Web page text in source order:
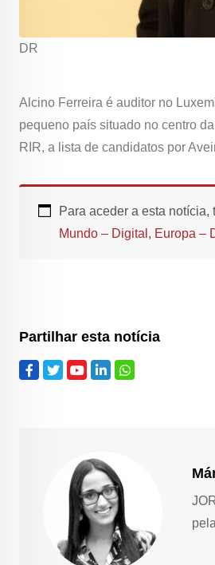
DR
Alcino Ferreira é auditor no
pequeno país situado no centro
RIR, a lista de candidatos por
Para aceder a esta notícia,
Mundo – Digital , Europa –
Partilhar esta notícia